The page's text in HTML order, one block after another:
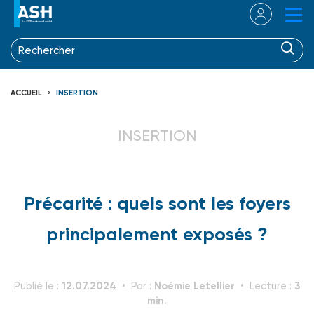
ACCUEIL INSERTION
INSERTION
Précarité : quels sont les foyers
principalement exposés ?
Publié le : 12.07.2024 Par : Noémie Letellier Lecture : 3
min.